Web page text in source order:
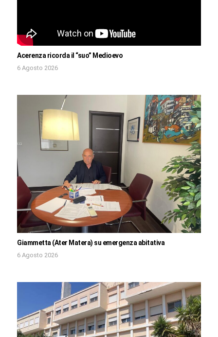
Acerenza ricorda il “suo” Medioevo
6 Agosto 2026
Giammetta (Ater Matera) su emergenza abitativa
6 Agosto 2026